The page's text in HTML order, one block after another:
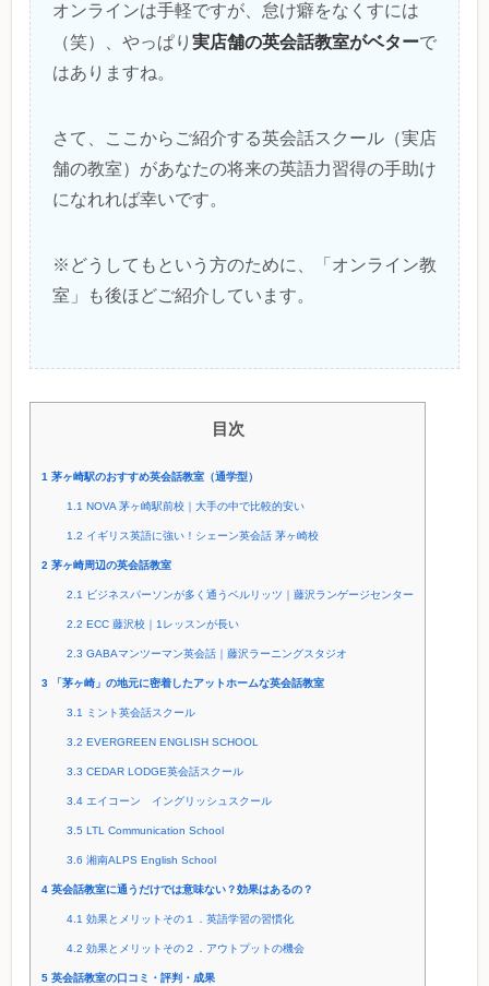
オンラインは手軽ですが、怠け癖をなくすには
（笑）、やっぱり 実店舗の英会話教室がベターで
はありますね。
さて、ここからご紹介する英会話スクール（実店
舗の教室）があなたの将来の英語力習得の手助け
になれれば幸いです。
※どうしてもという方のために、「オンライン教
室」も後ほどご紹介しています。
目次
1 茅ヶ崎駅のおすすめ英会話教室（通学型）
1.1 NOVA 茅ヶ崎駅前校｜大手の中で比較的安い
1.2 イギリス英語に強い！シェーン英会話 茅ヶ崎校
2 茅ヶ崎周辺の英会話教室
2.1 ビジネスパーソンが多く通うベルリッツ｜藤沢ランゲージセンター
2.2 ECC 藤沢校｜1レッスンが長い
2.3 GABAマンツーマン英会話｜藤沢ラーニングスタジオ
3 「茅ヶ崎」の地元に密着したアットホームな英会話教室
3.1 ミント英会話スクール
3.2 EVERGREEN ENGLISH SCHOOL
3.3 CEDAR LODGE英会話スクール
3.4エイコーン イングリッシュスクール
3.5 LTL Communication School
3.6 湘南ALPS English School
4 英会話教室に通うだけでは意味ない？効果はあるの？
4.1 効果とメリットその１．英語学習の習慣化
4.2 効果とメリットその２．アウトプットの機会
5 英会話教室の口コミ・評判・成果